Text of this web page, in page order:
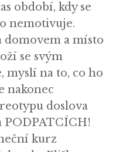
období, kdy se
nemotivuje.
domovem a místo
se svým
myslí na to, co ho
nakonec
doslova
PODPATCÍCH!
kurz